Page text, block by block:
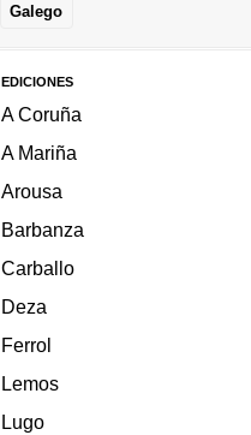
Galego
EDICIONES
A Coruña
A Mariña
Arousa
Barbanza
Carballo
Deza
Ferrol
Lemos
Lugo